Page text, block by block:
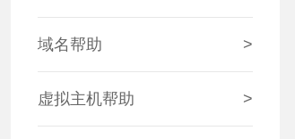
>
域名帮助
>
虚拟主机帮助